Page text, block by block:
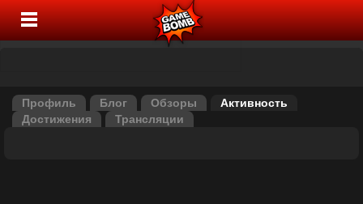
Профиль Блог Обзоры
Активность
Достижения
Трансляции